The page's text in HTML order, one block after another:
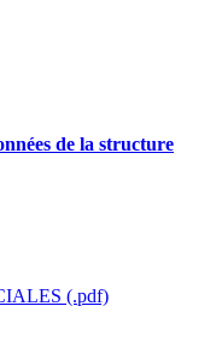
de la structure
(.pdf)